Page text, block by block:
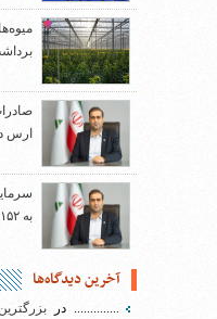
ارس
به ۱۵۲ همت رسید
آخرین دیدگاه‌ها
..............در